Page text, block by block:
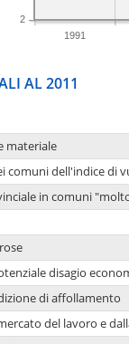
1991
2
AL 2011
materiale
comuni dell'indice di
in comuni
disagio
di affollamento
del lavoro e